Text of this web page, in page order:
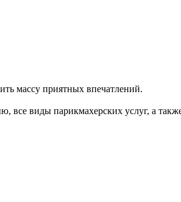
массу приятных впечатлений.
все виды парикмахерских услуг, а